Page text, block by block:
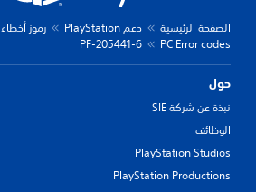
الصفحة الرئيسية دعم PlayStation
رموز أخطاء PlayStation
PC Error codes
PF-205441-6
حول
نبذة عن شركة SIE
الوظائف
PlayStation Studios
PlayStation Productions